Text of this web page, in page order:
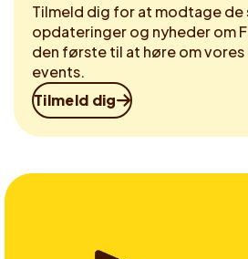
Tilmeld dig for at modtage de
opdateringer og nyheder om
den første til at høre om
events.
Tilmeld dig